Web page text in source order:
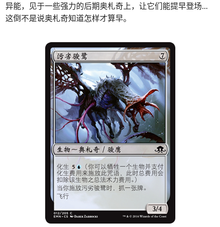
异能，见于一些强力的后期奥札奇上，让它们能提早登场...
这倒不是说奥札奇知道怎样才算早。